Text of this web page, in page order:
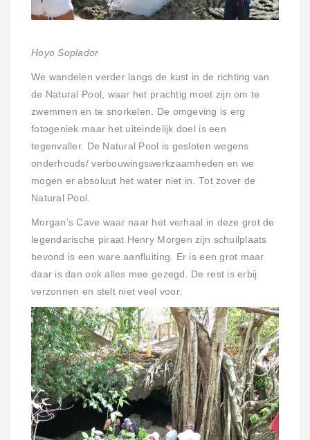
Hoyo Soplador
We wandelen verder langs de kust in de richting van
de Natural Pool, waar het prachtig moet zijn om te
zwemmen en te snorkelen. De omgeving is erg
fotogeniek maar het uiteindelijk doel is een
tegenvaller. De Natural Pool is gesloten wegens
onderhouds/ verbouwingswerkzaamheden en we
mogen er absoluut het water niet in. Tot zover de
Natural Pool.
Morgan’s Cave waar naar het verhaal in deze grot de
legendarische piraat Henry Morgen zijn schuilplaats
bevond is een ware aanfluiting. Er is een grot maar
daar is dan ook alles mee gezegd. De rest is erbij
verzonnen en stelt niet veel voor.